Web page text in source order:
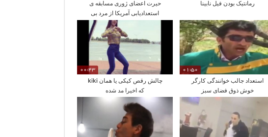
رمانتیک بودن فیل نابینا
حیرت اعضای ژوری مسابقه ی
استعدادیابی آمریکا از مرد بی
01:50
استعداد جالب خوانندگی کارگر
خوش ذوق فضای سبز
00:43
چالش رقص کیکی یا همان kiki
که اخیرا مد شده